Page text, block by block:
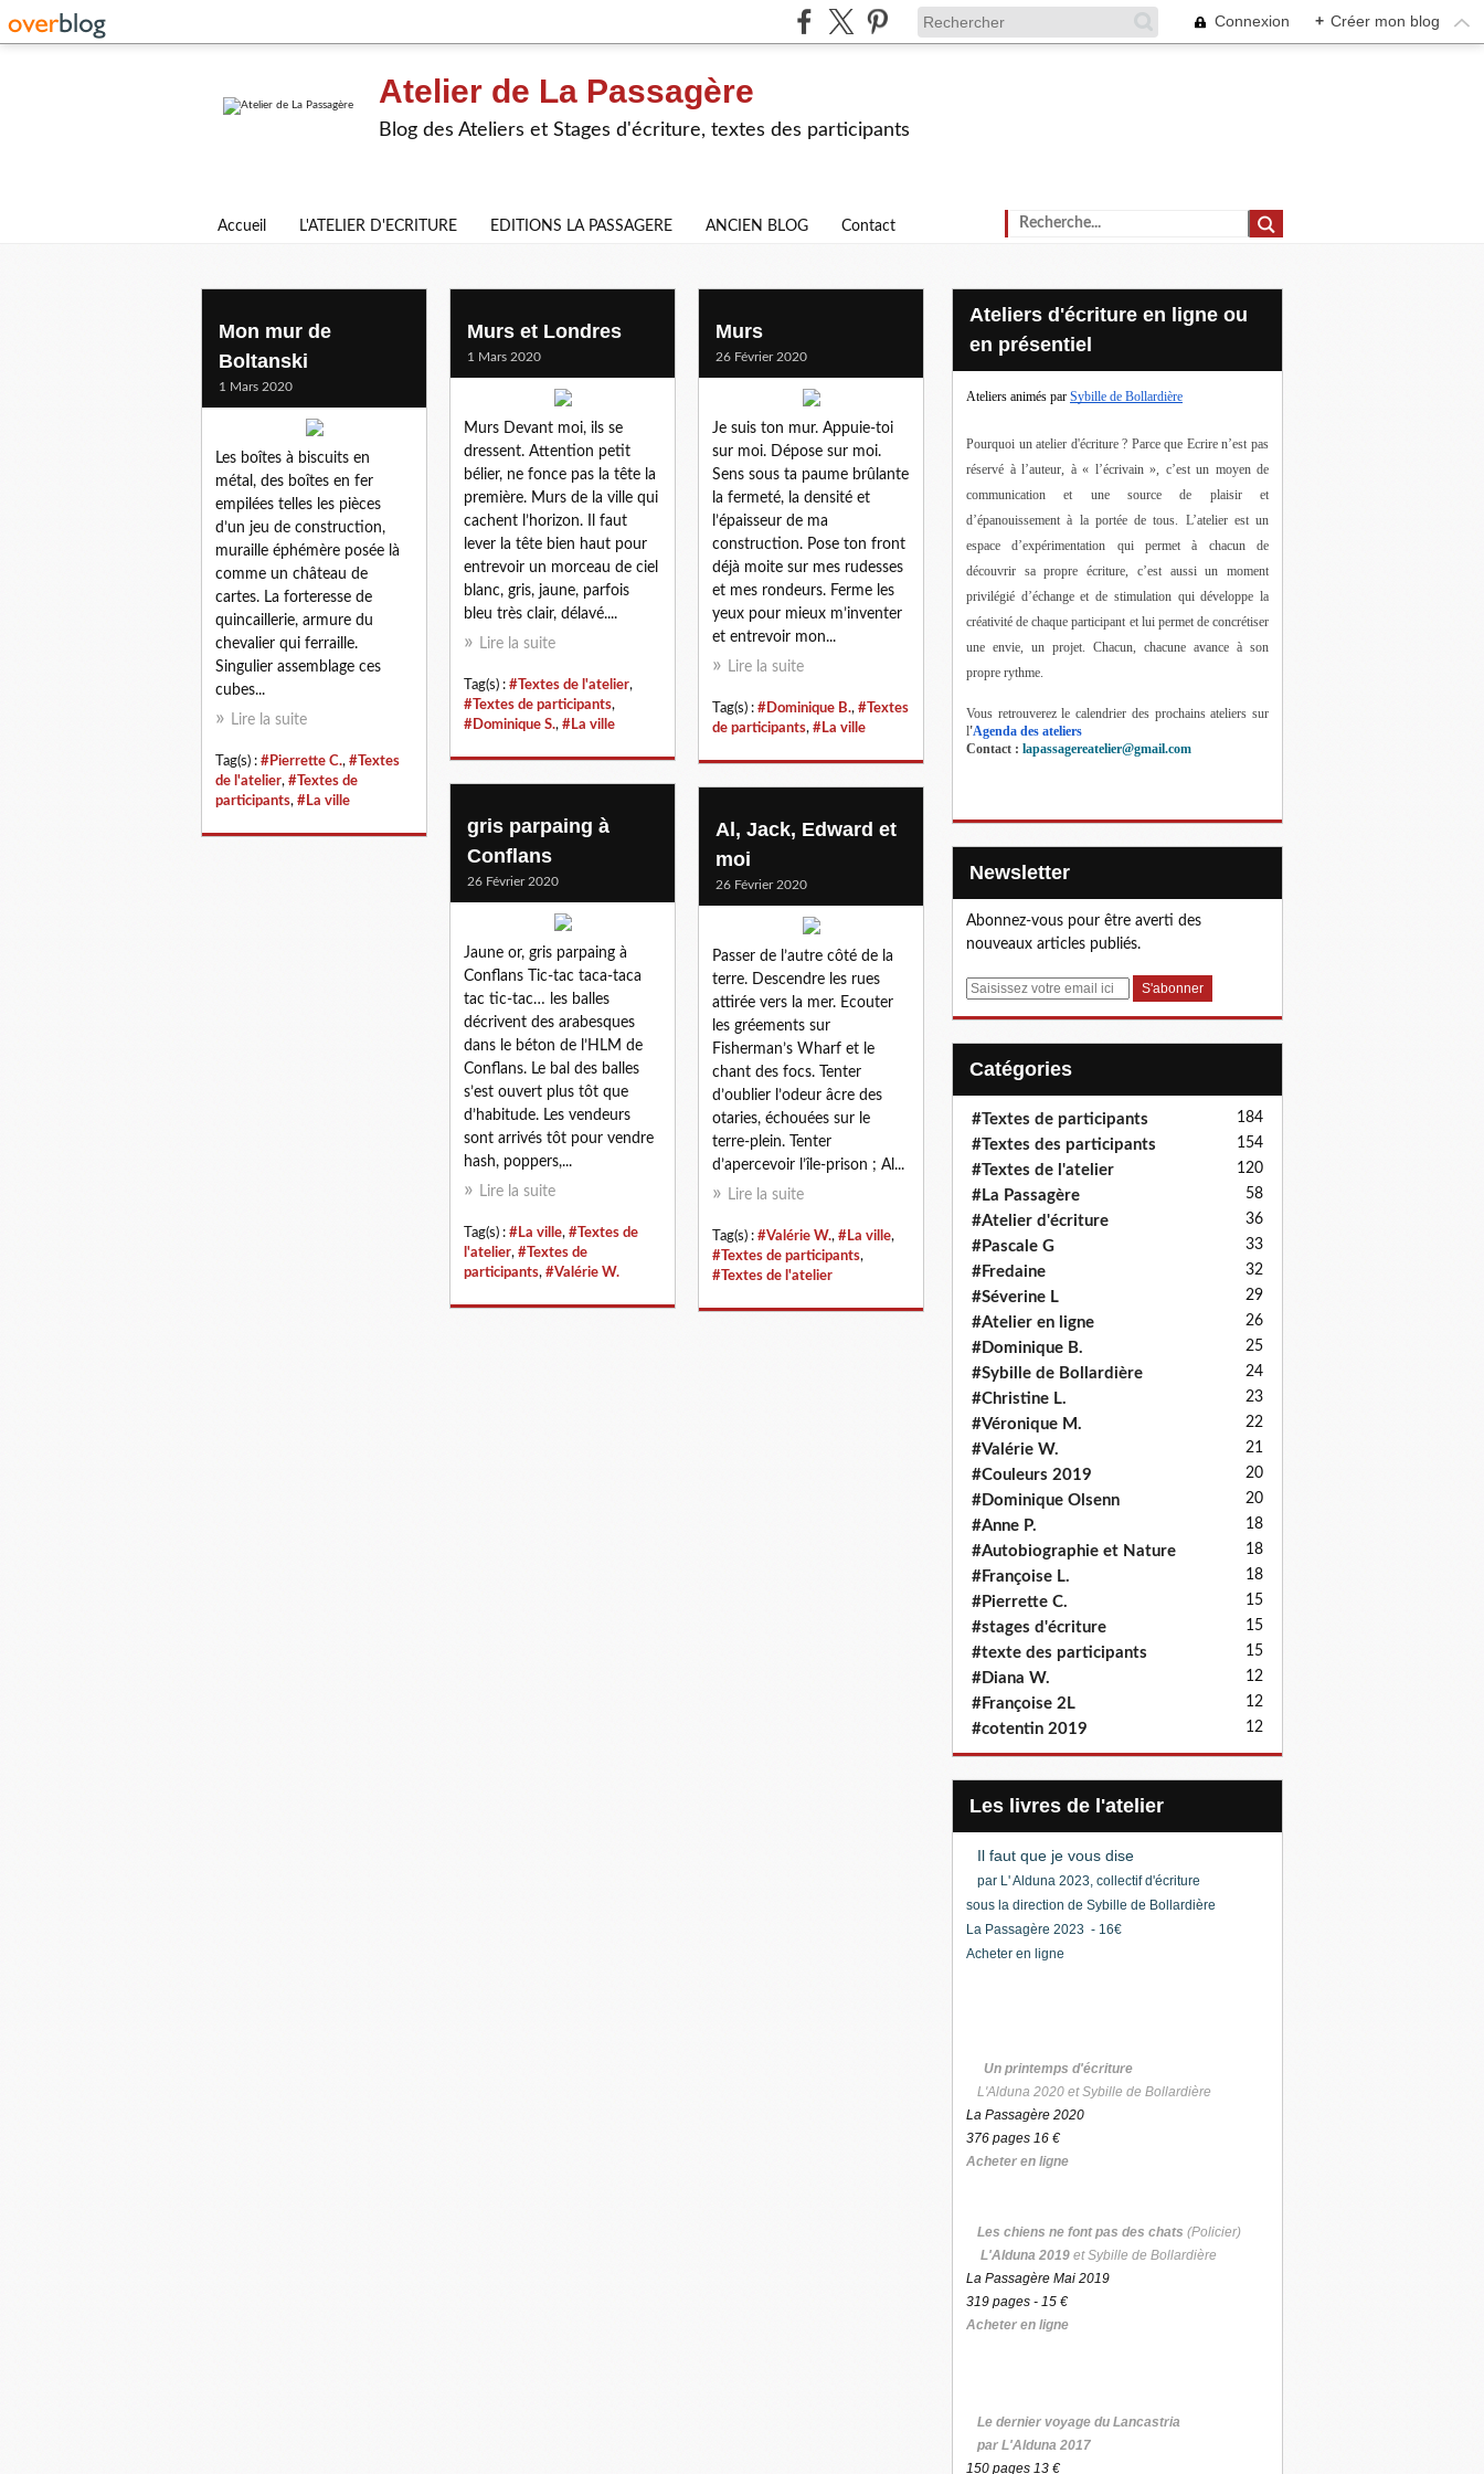
Connexion + Créer mon blog
Atelier de La Passagère
Blog des Ateliers et Stages d'écriture, textes des participants
Accueil L'ATELIER D'ECRITURE EDITIONS LA PASSAGERE ANCIEN BLOG Contact
la ville
Mon mur de
Boltanski
1 Mars 2020
Les boîtes à biscuits en
métal, des boîtes en fer
empilées telles les pièces
d’un jeu de construction,
muraille éphémère posée là
comme un château de
cartes. La forteresse de
quincaillerie, armure du
chevalier qui ferraille.
Singulier assemblage ces
cubes...
Lire la suite
Tag(s) : #Pierrette C., #Textes
de l'atelier, #Textes de
participants, #La ville
Murs et Londres
1 Mars 2020
Murs Devant moi, ils se
dressent. Attention petit
bélier, ne fonce pas la tête la
première. Murs de la ville qui
cachent l’horizon. Il faut
lever la tête bien haut pour
entrevoir un morceau de ciel
blanc, gris, jaune, parfois
bleu très clair, délavé....
Lire la suite
Tag(s) : #Textes de l'atelier,
#Textes de participants,
#Dominique S., #La ville
Murs
26 Février 2020
Je suis ton mur. Appuie-toi
sur moi. Dépose sur moi.
Sens sous ta paume brûlante
la fermeté, la densité et
l’épaisseur de ma
construction. Pose ton front
déjà moite sur mes rudesses
et mes rondeurs. Ferme les
yeux pour mieux m’inventer
et entrevoir mon...
Lire la suite
Tag(s) : #Dominique B., #Textes
de participants, #La ville
gris parpaing à
Conflans
26 Février 2020
Jaune or, gris parpaing à
Conflans Tic-tac taca-taca
tac tic-tac… les balles
décrivent des arabesques
dans le béton de l’HLM de
Conflans. Le bal des balles
s’est ouvert plus tôt que
d’habitude. Les vendeurs
sont arrivés tôt pour vendre
hash, poppers,...
Lire la suite
Tag(s) : #La ville, #Textes de
l'atelier, #Textes de
participants, #Valérie W.
Al, Jack, Edward et
moi
26 Février 2020
Passer de l’autre côté de la
terre. Descendre les rues
attirée vers la mer. Ecouter
les gréements sur
Fisherman’s Wharf et le
chant des focs. Tenter
d’oublier l’odeur âcre des
otaries, échouées sur le
terre-plein. Tenter
d’apercevoir l’île-prison ; Al...
Lire la suite
Tag(s) : #Valérie W., #La ville,
#Textes de participants,
#Textes de l'atelier
Ateliers d'écriture en ligne ou
en présentiel
Ateliers animés par Sybille de Bollardière
Pourquoi un atelier d'écriture ? Parce que Ecrire n’est pas
réservé à l’auteur, à « l’écrivain », c’est un moyen de
communication et une source de plaisir et
d’épanouissement à la portée de tous. L’atelier est un
espace d’expérimentation qui permet à chacun de
découvrir sa propre écriture, c’est aussi un moment
privilégié d’échange et de stimulation qui développe la
créativité de chaque participant et lui permet de concrétiser
une envie, un projet. Chacun, chacune avance à son
propre rythme.
Vous retrouverez le calendrier des prochains ateliers sur
l'Agenda des ateliers
Contact : lapassagereatelier@gmail.com
Newsletter
Abonnez-vous pour être averti des
nouveaux articles publiés.
E
Catégories
#Textes de participants 184
#Textes des participants 154
#Textes de l'atelier 120
#La Passagère 58
#Atelier d'écriture 36
#Pascale G 33
#Fredaine 32
#Séverine L 29
#Atelier en ligne 26
#Dominique B. 25
#Sybille de Bollardière 24
#Christine L. 23
#Véronique M. 22
#Valérie W. 21
#Couleurs 2019 20
#Dominique Olsenn 20
#Anne P. 18
#Autobiographie et Nature 18
#Françoise L. 18
#Pierrette C. 15
#stages d'écriture 15
#texte des participants 15
#Diana W. 12
#Françoise 2L 12
#cotentin 2019 12
Les livres de l'atelier
Il faut que je vous dise
par L' Alduna 2023, collectif d'écriture
sous la direction de Sybille de Bollardière
La Passagère 2023 - 16€
Acheter en ligne
Un printemps d'écriture
L'Alduna 2020 et Sybille de Bollardière
La Passagère 2020
376 pages 16 €
Acheter en ligne
Les chiens ne font pas des chats (Policier)
L'Alduna 2019 et Sybille de Bollardière
La Passagère Mai 2019
319 pages - 15 €
Acheter en ligne
Le dernier voyage du Lancastria
par L'Alduna 2017
150 pages 13 €